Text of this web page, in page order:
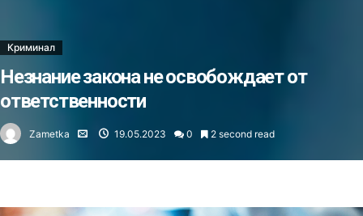
Криминал
Незнание закона не освобождает от
ответственности
Zametka 19.05.2023 0 2 second read